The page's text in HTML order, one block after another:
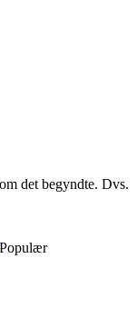
det begyndte. Dvs.
Populær